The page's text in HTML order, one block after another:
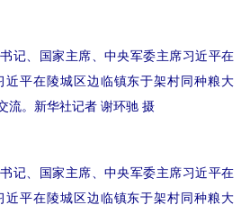
记、国家主席、中央军委主席习近平在
近平在陵城区边临镇东于架村同种粮大
流。新华社记者 谢环驰 摄
记、国家主席、中央军委主席习近平在
近平在陵城区边临镇东于架村同种粮大